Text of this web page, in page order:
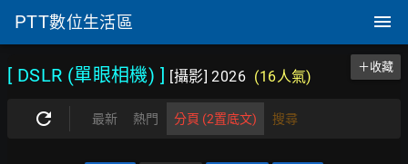
PTT數位生活區
[ DSLR (單眼相機) ] [攝影] 2026 (16人氣)
＋收藏
最新 熱門 分頁 (2置底文) 搜尋